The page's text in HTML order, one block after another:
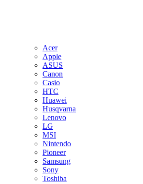
Acer
Apple
ASUS
Canon
Casio
HTC
Huawei
Husqvarna
Lenovo
LG
MSI
Nintendo
Pioneer
Samsung
Sony
Toshiba